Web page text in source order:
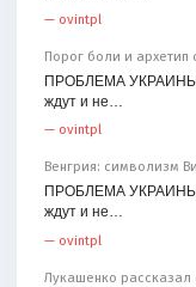
— ovintpl
Порог боли и архетип
ПРОБЛЕМА УКРАИНЫ в
ждут и не…
— ovintpl
Венгрия: символизм
ПРОБЛЕМА УКРАИНЫ в
ждут и не…
— ovintpl
Лукашенко рассказал